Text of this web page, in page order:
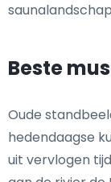
Beste
Oude
hedendaagse
uit vervlogen